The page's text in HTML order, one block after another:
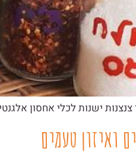
ישנות לכלי אחסון
ואיזון טעמים